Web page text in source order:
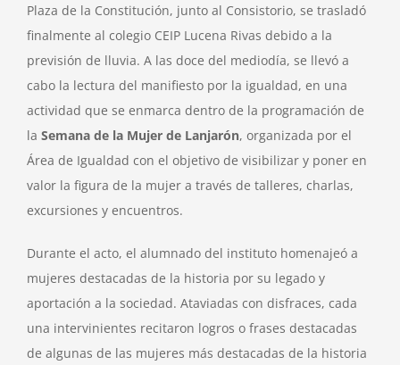
Plaza de la Constitución, junto al Consistorio, se trasladó
finalmente al colegio CEIP Lucena Rivas debido a la
previsión de lluvia. A las doce del mediodía, se llevó a
cabo la lectura del manifiesto por la igualdad, en una
actividad que se enmarca dentro de la programación de
la Semana de la Mujer de Lanjarón, organizada por el
Área de Igualdad con el objetivo de visibilizar y poner en
valor la figura de la mujer a través de talleres, charlas,
excursiones y encuentros.
Durante el acto, el alumnado del instituto homenajeó a
mujeres destacadas de la historia por su legado y
aportación a la sociedad. Ataviadas con disfraces, cada
una intervinientes recitaron logros o frases destacadas
de algunas de las mujeres más destacadas de la historia